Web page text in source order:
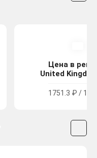
Цена в
United
1751.3 ₽ /